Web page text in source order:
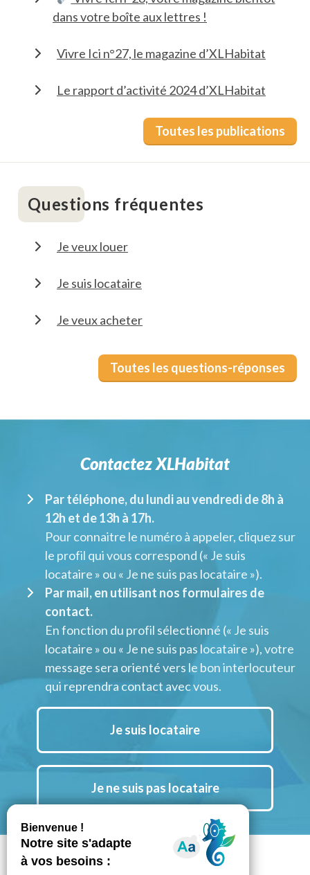
dans votre boîte aux lettres !
Vivre Ici n°27, le magazine d’XLHabitat
Le rapport d’activité 2024 d’XLHabitat
Toutes les publications
Questions fréquentes
Je veux louer
Je suis locataire
Je veux acheter
Toutes les questions-réponses
Contactez XLHabitat
Par téléphone, du lundi au vendredi de 8h à
12h et de 13h à 17h.
Pour connaitre le numéro à appeler, cliquez sur
le profil qui vous correspond (« Je suis
locataire » ou « Je ne suis pas locataire »).
Par mail, en utilisant nos formulaires de
contact.
En fonction du profil sélectionné (« Je suis
locataire » ou « Je ne suis pas locataire »), votre
message sera orienté vers le bon interlocuteur
qui reprendra contact avec vous.
Je suis locataire
Je ne suis pas locataire